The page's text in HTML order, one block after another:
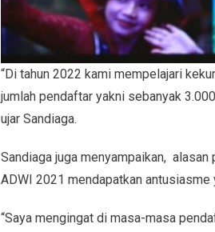
“Di tahun 2022 kami mempelajari
jumlah pendaftar yakni sebanyak
ujar Sandiaga.
Sandiaga juga menyampaikan,
ADWI 2021 mendapatkan
“Saya mengingat di masa-masa